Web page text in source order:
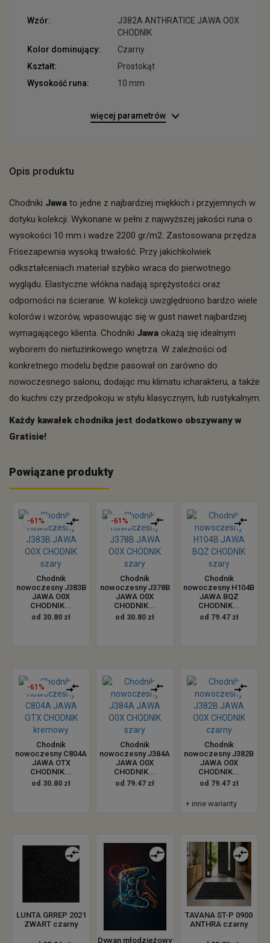
Wzór:
J382A ANTHRATICE JAWA O0X
CHODNIK
Kolor dominujący:
Czarny
Kształt:
Prostokąt
Wysokość runa:
10 mm
więcej parametrów
Opis produktu
Chodniki Jawa to jedne z najbardziej miękkich i przyjemnych w
dotyku kolekcji. Wykonane w pełni z najwyższej jakości runa o
wysokości 10 mm i wadze 2200 gr/m2. Zastosowana przędza
Frisezapewnia wysoką trwałość. Przy jakichkolwiek
odkształceniach materiał szybko wraca do pierwotnego
wyglądu. Elastyczne włókna nadają sprężystości oraz
odporności na ścieranie. W kolekcji uwzględniono bardzo wiele
kolorów i wzorów, wpasowując się w gust nawet najbardziej
wymagającego klienta. Chodniki Jawa okażą się idealnym
wyborem do nietuzinkowego wnętrza. W zależności od
konkretnego modelu będzie pasował on zarówno do
nowoczesnego salonu, dodając mu klimatu icharakteru, a także
do kuchni czy przedpokoju w stylu klasycznym, lub rustykalnym.
Każdy kawałek chodnika jest dodatkowo obszywany w
Gratisie!
Powiązane produkty
-61%
Chodnik
nowoczesny J383B
JAWA O0X
CHODNIK...
od 30.80 zł
-61%
Chodnik
nowoczesny J378B
JAWA O0X
CHODNIK...
od 30.80 zł
Chodnik
nowoczesny H104B
JAWA BQZ
CHODNIK...
od 79.47 zł
-61%
Chodnik
nowoczesny C804A
JAWA OTX
CHODNIK...
od 30.80 zł
Chodnik
nowoczesny J384A
JAWA O0X
CHODNIK...
od 79.47 zł
Chodnik
nowoczesny J382B
JAWA O0X
CHODNIK...
od 79.47 zł
+ inne warianty
LUNTA GRREP 2021
ZWART czarny
Dywan młodzieżowy
TAVANA ST-P 0900
ANTHRA czarny